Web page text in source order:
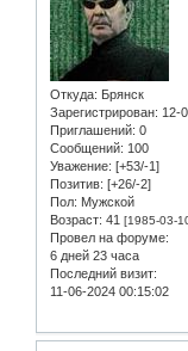
Откуда: Брянск
Зарегистрирован: 12-
Приглашений: 0
Сообщений: 100
Уважение: [+53/-1]
Позитив: [+26/-2]
Пол: Мужской
Возраст: 41 [1985-03-
Провел на форуме:
6 дней 23 часа
Последний визит:
11-06-2024 00:15:02